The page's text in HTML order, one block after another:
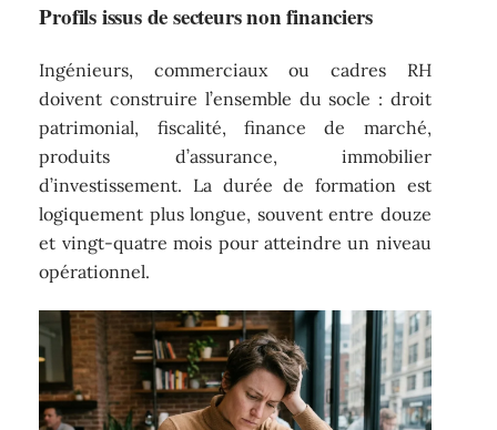
Profils issus de secteurs non financiers
Ingénieurs, commerciaux ou cadres RH
doivent construire l’ensemble du socle : droit
patrimonial, fiscalité, finance de marché,
produits d’assurance, immobilier
d’investissement. La durée de formation est
logiquement plus longue, souvent entre douze
et vingt-quatre mois pour atteindre un niveau
opérationnel.